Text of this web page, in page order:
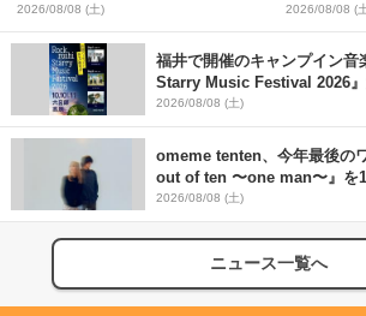
定
2026/08/08 (土)
外イベント
2026』早
2026/08/08 (
福井で開催のキャンプイン
Starry Music Festival 2026
SCOOBIE DO、かりゆし58、
2026/08/08 (土)
omeme tenten、今年最後の
out of ten 〜one man〜』を
2026/08/08 (土)
ニュース一覧へ